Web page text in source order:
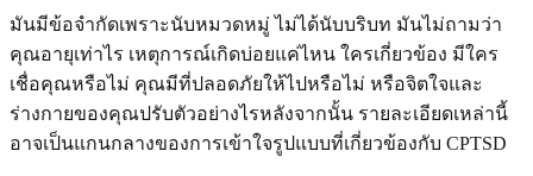
มันมีข้อจำกัดเพราะนับหมวดหมู่ ไม่ได้นับบริบท มันไม่ถามว่า
คุณอายุเท่าไร เหตุการณ์เกิดบ่อยแค่ไหน ใครเกี่ยวข้อง มีใคร
เชื่อคุณหรือไม่ คุณมีที่ปลอดภัยให้ไปหรือไม่ หรือจิตใจและ
ร่างกายของคุณปรับตัวอย่างไรหลังจากนั้น รายละเอียดเหล่านี้
อาจเป็นแกนกลางของการเข้าใจรูปแบบที่เกี่ยวข้องกับ CPTSD